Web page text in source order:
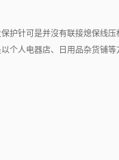
护针可是并沒有联接熄保线
个人电器店、日用品杂货铺